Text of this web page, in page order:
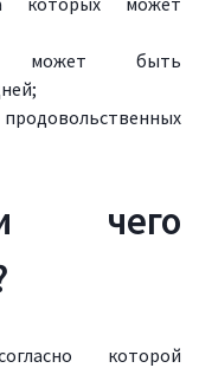
может быть
чего
которой